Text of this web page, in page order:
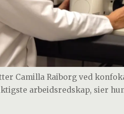
Camilla Raiborg ved
arbeidsredskap, sier